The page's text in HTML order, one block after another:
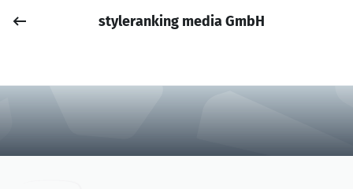
Anmelden
styleranking media GmbH